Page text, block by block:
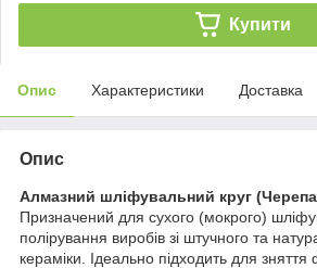
Купити
Опис Характеристики Доставка
Опис
Алмазний шліфувальний круг
Призначений для сухого (мокрого)
полірування виробів зі штучного та
кераміки. Ідеально підходить для